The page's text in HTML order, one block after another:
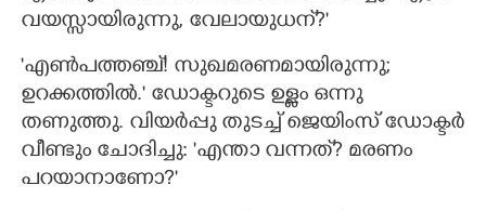
വയസ്സായിരുന്നു,​ വേലായുധന്?"
'എൺപത്തഞ്ച്! സുഖമരണമായിരുന്നു;
ഉറക്കത്തിൽ." ഡോക്ടറുടെ ഉള്ളം ഒന്നു
തണുത്തു. വിയർപ്പു തുടച്ച് ജെയിംസ് ഡോക്ടർ
വീണ്ടും ചോദിച്ചു: 'എന്താ വന്നത്? മരണം
പറയാനാണോ?"